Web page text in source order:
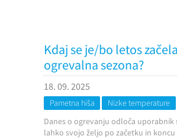
Kdaj se je/bo letos začela
ogrevalna sezona?
18. 09. 2025
Pametna hiša Nizke temperature
Danes o ogrevanju odloča uporabnik
lahko svojo željo po začetku in koncu